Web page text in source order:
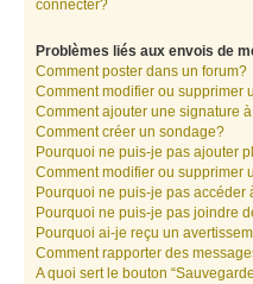
connecter?
Problèmes liés aux envois de
Comment poster dans un forum?
Comment modifier ou supprimer
Comment ajouter une signature
Comment créer un sondage?
Pourquoi ne puis-je pas ajouter
Comment modifier ou supprimer
Pourquoi ne puis-je pas accéder
Pourquoi ne puis-je pas joindre
Pourquoi ai-je reçu un
Comment rapporter des
A quoi sert le bouton